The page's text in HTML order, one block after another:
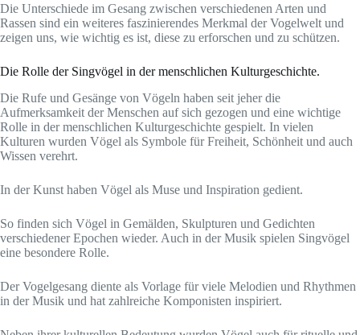
Die Unterschiede im Gesang zwischen verschiedenen Arten und
Rassen sind ein weiteres faszinierendes Merkmal der Vogelwelt und
zeigen uns, wie wichtig es ist, diese zu erforschen und zu schützen.
Die Rolle der Singvögel in der menschlichen Kulturgeschichte.
Die Rufe und Gesänge von Vögeln haben seit jeher die
Aufmerksamkeit der Menschen auf sich gezogen und eine wichtige
Rolle in der menschlichen Kulturgeschichte gespielt. In vielen
Kulturen wurden Vögel als Symbole für Freiheit, Schönheit und auch
Wissen verehrt.
In der Kunst haben Vögel als Muse und Inspiration gedient.
So finden sich Vögel in Gemälden, Skulpturen und Gedichten
verschiedener Epochen wieder. Auch in der Musik spielen Singvögel
eine besondere Rolle.
Der Vogelgesang diente als Vorlage für viele Melodien und Rhythmen
in der Musik und hat zahlreiche Komponisten inspiriert.